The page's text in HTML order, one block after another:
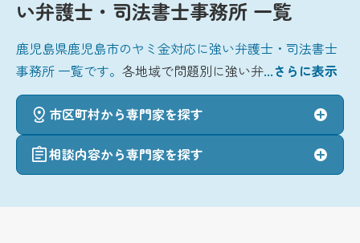
い弁護士・司法書士事務所 一覧
鹿児島県鹿児島市のヤミ金対応に強い弁護士・司法書士
事務所 一覧です。各地域で問題別に強い弁...さらに表示
市区町村から専門家を探す
相談内容から専門家を探す